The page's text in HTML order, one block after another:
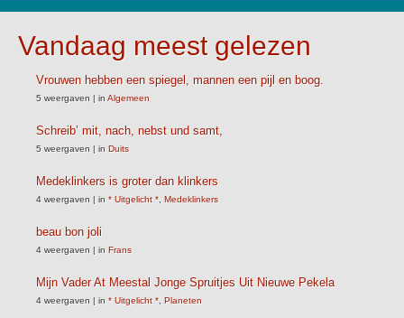
Vandaag meest gelezen
Vrouwen hebben een spiegel, mannen een pijl en boog.
5 weergaven | in Algemeen
Schreib’ mit, nach, nebst und samt,
5 weergaven | in Duits
Medeklinkers is groter dan klinkers
4 weergaven | in * Uitgelicht * Medeklinkers
beau bon joli
4 weergaven | in Frans
Mijn Vader At Meestal Jonge Spruitjes Uit Nieuwe Pekela
4 weergaven | in * Uitgelicht * Planeten